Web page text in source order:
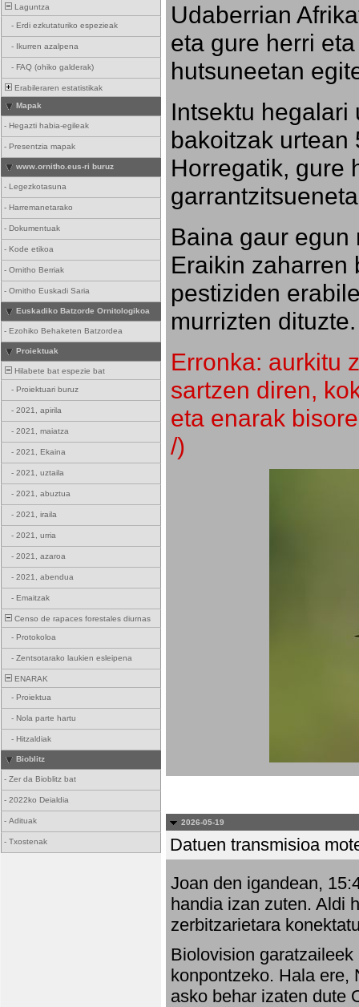
Laguntza
- Erdi ezkutaturiko espezieak
- Ikurren azalpena
- FAQ (ohiko galderak)
Erabileraren estatistikak
Mapak
- Hegazti habia-egileak
- Presentzia mapak
www.ornitho.eus-ri buruz
- Legezkotasuna
- Harremanetarako
- Dokumentuak
- Kode etikoa
- Ornitho Berriak
- Ornitho Euskadi Saria
Euskadiko Batzorde Ornitologikoa
- Ezohiko Behaketen Batzordea
Proiektuak
Hilabete bat espezie bat
- Proiektuari buruz
- 2021, apirila
- 2021, maiatza
- 2021, Ekaina
- 2021, uztaila
- 2021, abuztua
- 2021, iraila
- 2021, urria
- 2021, azaroa
- 2021, abendua
- Emaitzak
Censo de rapaces forestales diurnas
- Protokoloa
- Zentsotarako laukien esleipena
ENARAK
- Proiektua
- Nola parte hartu
- Hitzaldiak
Bioblitz
- Zer da Bioblitz bat
- 2022ko Deialdia
- Adituak
- Txostenak
Udaberrian
eta gure herri
hutsuneetan
Intsektu hegalari
bakoitzak urtean
Horregatik, gure
Baina gaur egun
Eraikin zaharren
pestiziden
murrizten dituzte.
Erronka: aurkitu
sartzen diren,
eta enarak
/)
2026-05-19
Datuen transmisioa
Joan den igandean,
handia izan zuten. Aldi
zerbitzarietara
Biolovision
konpontzeko. Hala ere,
asko behar izaten dute